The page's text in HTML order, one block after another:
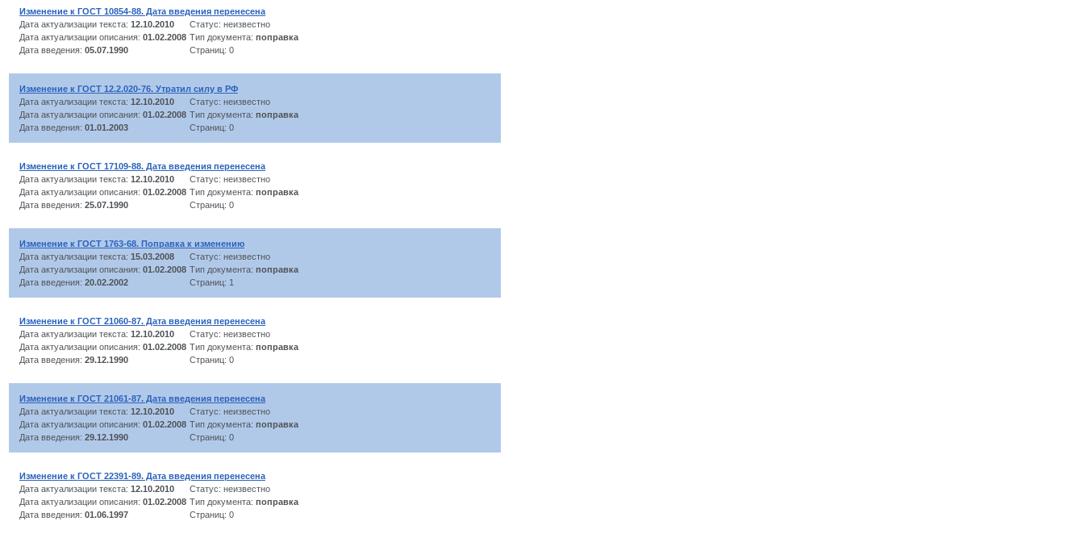
Изменение к ГОСТ 10854-88. Дата введения перенесена
Дата актуализации текста: 12.10.2010
Статус: неизвестно
Дата актуализации описания: 01.02.2008 Тип документа: поправка
Дата введения: 05.07.1990 Страниц: 0
Изменение к ГОСТ 12.2.020-76. Утратил силу в РФ
Дата актуализации текста: 12.10.2010
Статус: неизвестно
Дата актуализации описания: 01.02.2008 Тип документа: поправка
Дата введения: 01.01.2003 Страниц: 0
Изменение к ГОСТ 17109-88. Дата введения перенесена
Дата актуализации текста: 12.10.2010
Статус: неизвестно
Дата актуализации описания: 01.02.2008 Тип документа: поправка
Дата введения: 25.07.1990 Страниц: 0
Изменение к ГОСТ 1763-68. Поправка к изменению
Дата актуализации текста: 15.03.2008
Статус: неизвестно
Дата актуализации описания: 01.02.2008 Тип документа: поправка
Дата введения: 20.02.2002 Страниц: 1
Изменение к ГОСТ 21060-87. Дата введения перенесена
Дата актуализации текста: 12.10.2010
Статус: неизвестно
Дата актуализации описания: 01.02.2008 Тип документа: поправка
Дата введения: 29.12.1990 Страниц: 0
Изменение к ГОСТ 21061-87. Дата введения перенесена
Дата актуализации текста: 12.10.2010
Статус: неизвестно
Дата актуализации описания: 01.02.2008 Тип документа: поправка
Дата введения: 29.12.1990 Страниц: 0
Изменение к ГОСТ 22391-89. Дата введения перенесена
Дата актуализации текста: 12.10.2010
Статус: неизвестно
Дата актуализации описания: 01.02.2008 Тип документа: поправка
Дата введения: 01.06.1997 Страниц: 0